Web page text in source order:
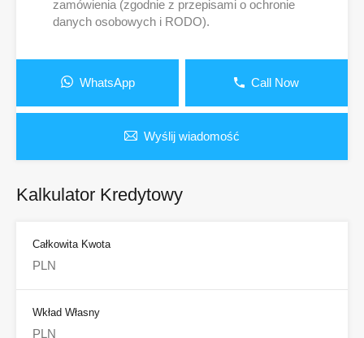
zamówienia (zgodnie z przepisami o ochronie
danych osobowych i RODO).
WhatsApp Call Now
Wyślij wiadomość
Kalkulator Kredytowy
Całkowita Kwota
Wkład Własny